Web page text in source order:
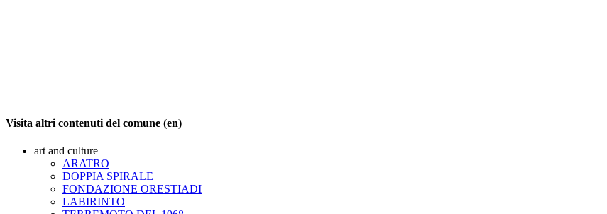
Visita altri contenuti del comune (en)
art and culture
ARATRO
DOPPIA SPIRALE
FONDAZIONE ORESTIADI
LABIRINTO